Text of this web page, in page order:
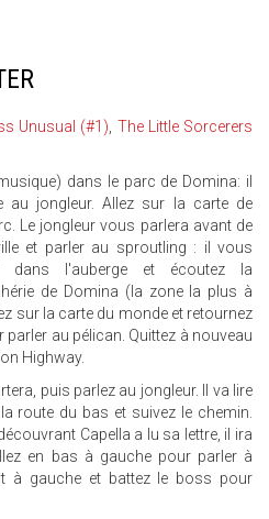
Unusual (#1) The Little Sorcerers
dans le parc de Domina: il
au jongleur. Allez sur la carte de
Le jongleur vous parlera avant de
et parler au sproutling : il vous
dans l'auberge et écoutez la
de Domina (la zone la plus à
sur la carte du monde et retournez
au pélican. Quittez à nouveau
Highway.
puis parlez au jongleur. Il va lire
route du bas et suivez le chemin.
Capella a lu sa lettre, il ira
en bas à gauche pour parler à
à gauche et battez le boss pour